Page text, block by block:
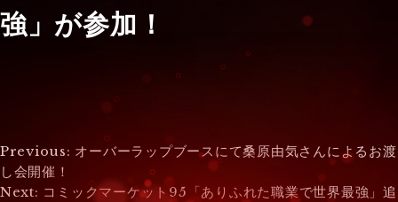
強」が参加！
投
稿
Previous: オーバーラップブースにて桑原由気さんによるお渡
し会開催！
Next: コミックマーケット95「ありふれた職業で世界最強」追